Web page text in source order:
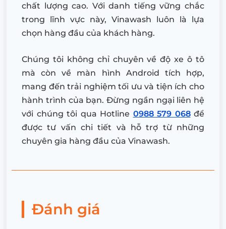
chất lượng cao. Với danh tiếng vững chắc
trong lĩnh vực này, Vinawash luôn là lựa
chọn hàng đầu của khách hàng.
Chúng tôi không chỉ chuyên về độ xe ô tô
mà còn về màn hình Android tích hợp,
mang đến trải nghiệm tối ưu và tiện ích cho
hành trình của bạn. Đừng ngần ngại liên hệ
với chúng tôi qua Hotline 0988 579 068để
được tư vấn chi tiết và hỗ trợ từ những
chuyên gia hàng đầu của Vinawash.
Đánh giá